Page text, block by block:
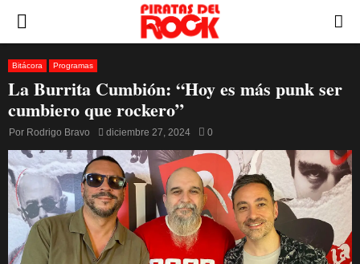
PRIMARY
MENU
Bitácora Programas
La Burrita Cumbión: “Hoy es más punk ser
cumbiero que rockero”
Por Rodrigo Bravo diciembre 27, 2024 0